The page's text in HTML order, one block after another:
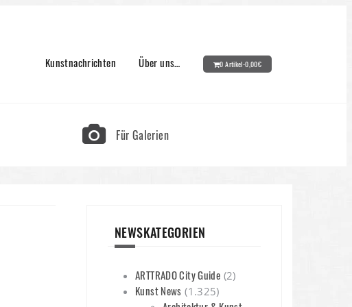
Kunstnachrichten Über uns… 0 Artikel-0,00€
Für Galerien
NEWSKATEGORIEN
ARTTRADO City Guide (2)
Kunst News (1.325)